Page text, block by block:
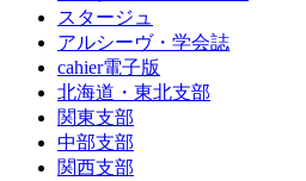
スタージュ
アルシーヴ・学会誌
cahier電子版
北海道・東北支部
関東支部
中部支部
関西支部